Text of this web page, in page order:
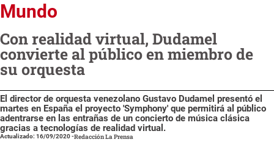
Mundo
Con realidad virtual, Dudamel
convierte al público en miembro de
su orquesta
El director de orquesta venezolano Gustavo Dudamel presentó el
martes en España el proyecto 'Symphony' que permitirá al público
adentrarse en las entrañas de un concierto de música clásica
gracias a tecnologías de realidad virtual.
Actualizado: 16/09/2020-Redacción La Prensa